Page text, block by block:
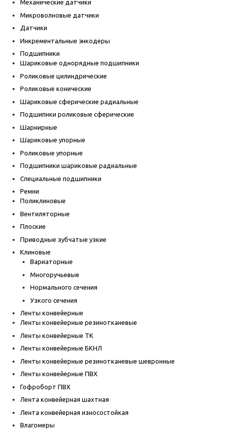
Механические датчики
Микроволновые датчики
Датчики
Инкрементальные энкодеры
Подшипники
Шариковые однорядные подшипники
Роликовые цилиндрические
Роликовые конические
Шариковые сферические радиальные
Подшипнки роликовые сферические
Шарнирные
Шариковые упорные
Роликовые упорные
Подшипники шариковые радиальные
Специальные подшипники
Ремни
Поликлиновые
Вентиляторные
Плоские
Приводные зубчатые узкие
Клиновые
Вариаторные
Многоручьевые
Нормального сечения
Узкого сечения
Ленты конвейерные
Ленты конвейерные резинотканевые
Ленты конвейерные ТК
Ленты конвейерные БКНЛ
Ленты конвейерные резинотканевые шевронные
Ленты конвейерные ПВХ
Гофроборт ПВХ
Лента конвейерная шахтная
Лента конвейерная износостойкая
Влагомеры